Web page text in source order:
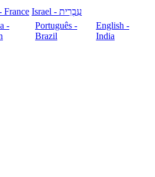
France
עִבְרִית - Israel
-
Português -
Brazil
English -
India